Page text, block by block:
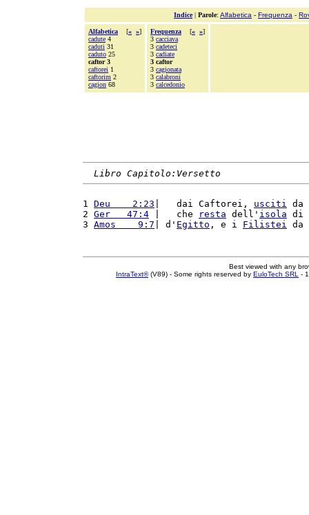
Indice| Parole: Alfabetica - Frequenza -
Alfabetica [« »]
cadute 4
caduti 31
caduto 25
caftor 3
caftorei 1
caftorim 2
cagion 68
Frequenza [« »]
3 cacciava
3 cadeteci
3 cadiate
3 caftor
3 cagionata
3 calabroni
3 calcedonio
Libro Capitolo:Versetto
1 Deu    2:23 |   dai Caftorei, usciti da
2 Ger   47:4 |   che resta dell' isola di
3 Amos    9:7 | d' Egitto , e i Filistei da
Best viewed with any
IntraText®(V89) - Some rights reserved by EuloTech SRL -